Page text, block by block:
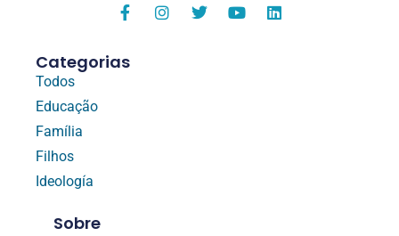
Categorias
Todos
Educação
Família
Filhos
Ideología
Sobre